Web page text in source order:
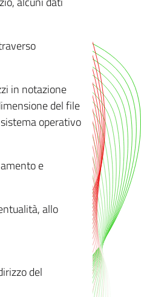
in notazione
del file
operativo
e
allo
del